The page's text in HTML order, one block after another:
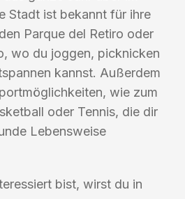
Stadt ist bekannt für ihre
Parque del Retiro oder
wo du joggen, picknicken
kannst. Außerdem
wie zum
oder Tennis, die dir
Lebensweise
bist, wirst du in